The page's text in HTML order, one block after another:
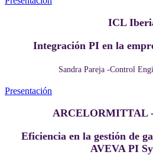
ICL
Integración PI en la
Sandra Pareja -Control
Presentación
ARCELORMITTAL
Eficiencia en la gestión de
AVEVA PI